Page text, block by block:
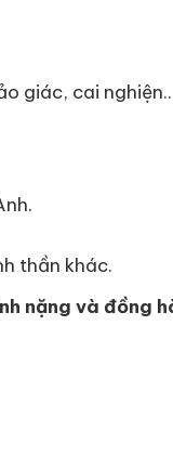
giác, cai
thần khác.
nặng và đồng